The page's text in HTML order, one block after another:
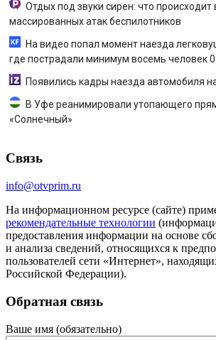
Отдых под звуки сирен: что
массированных атак беспилотников
На видео попал момент наезда
где пострадали минимум восемь человек
Появились кадры наезда автомобиля
В Уфе реанимировали утопающего
«Солнечный»
Связь
info@otvprim.ru
На информационном ресурсе (сайте)
рекомендательные технологии
предоставления информации на основе
и анализа сведений, относящихся к
пользователей сети «Интернет»,
Российской Федерации).
Обратная связь
Ваше имя (обязательно)